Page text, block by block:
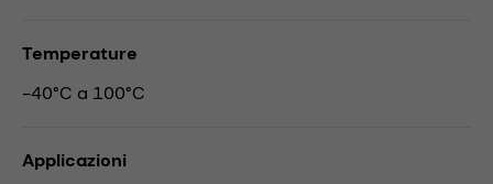
Temperature
-40°C a 100°C
Applicazioni